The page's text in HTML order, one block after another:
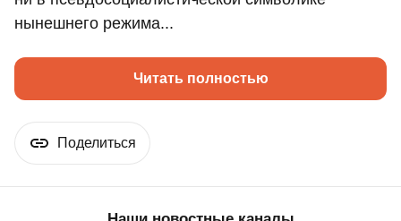
нынешнего режима...
Читать полностью
Поделиться